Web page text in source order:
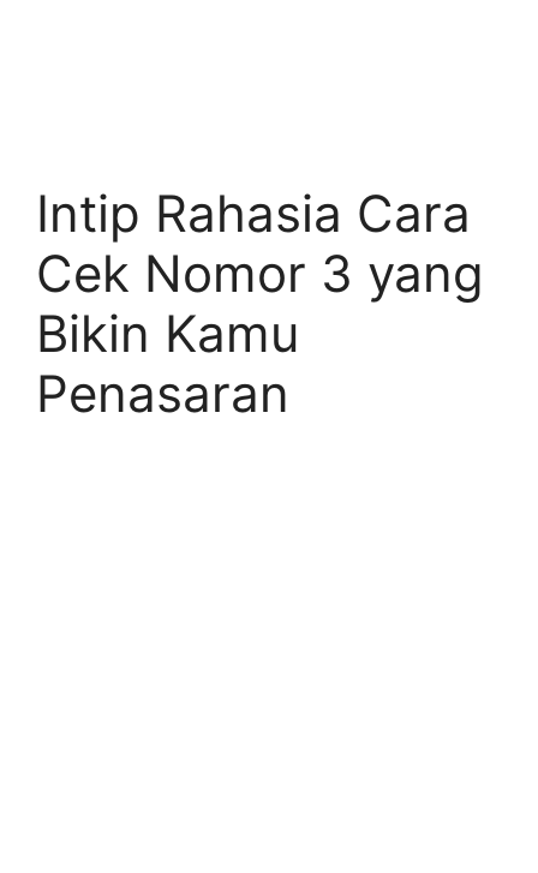
Intip Rahasia Cara
Cek Nomor 3 yang
Bikin Kamu
Penasaran